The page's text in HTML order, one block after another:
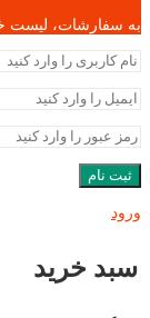
به سفارشات، لیست
ثبت نام
ورود
سبد خرید